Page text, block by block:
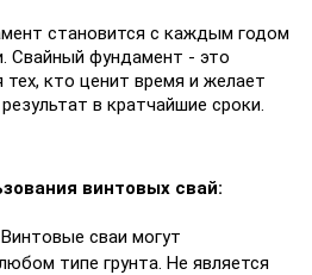
становится с каждым годом
Свайный фундамент - это
кто ценит время и желает
в кратчайшие сроки.
винтовых свай:
Винтовые сваи могут
типе грунта. Не является